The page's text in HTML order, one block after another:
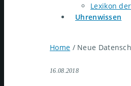
Lexikon
Uhrenwissen
Home / Neue
16.08.2018